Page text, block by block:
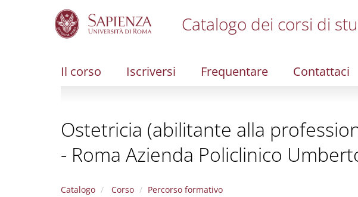
Catalogo dei corsi di
Il corso Iscriversi Frequentare Contattaci
Ostetricia (abilitante alla
- Roma Azienda Policlinico
Catalogo Corso Percorso formativo